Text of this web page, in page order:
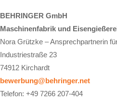
BEHRINGER GmbH
Maschinenfabrik und
Nora Grützke – Ansprechpartnerin
Industriestraße 23
74912 Kirchardt
bewerbung@behringer.net
Telefon: +49 7266 207-404